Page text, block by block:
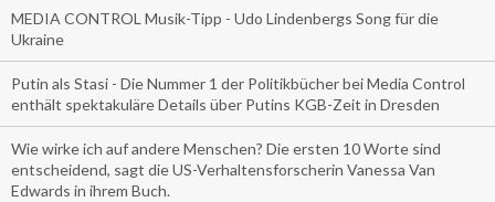
MEDIA CONTROL Musik-Tipp - Udo Lindenbergs Song für die
Ukraine
Putin als Stasi - Die Nummer 1 der Politikbücher bei Media Control
enthält spektakuläre Details über Putins KGB-Zeit in Dresden
Wie wirke ich auf andere Menschen? Die ersten 10 Worte sind
entscheidend, sagt die US-Verhaltensforscherin Vanessa Van
Edwards in ihrem Buch.